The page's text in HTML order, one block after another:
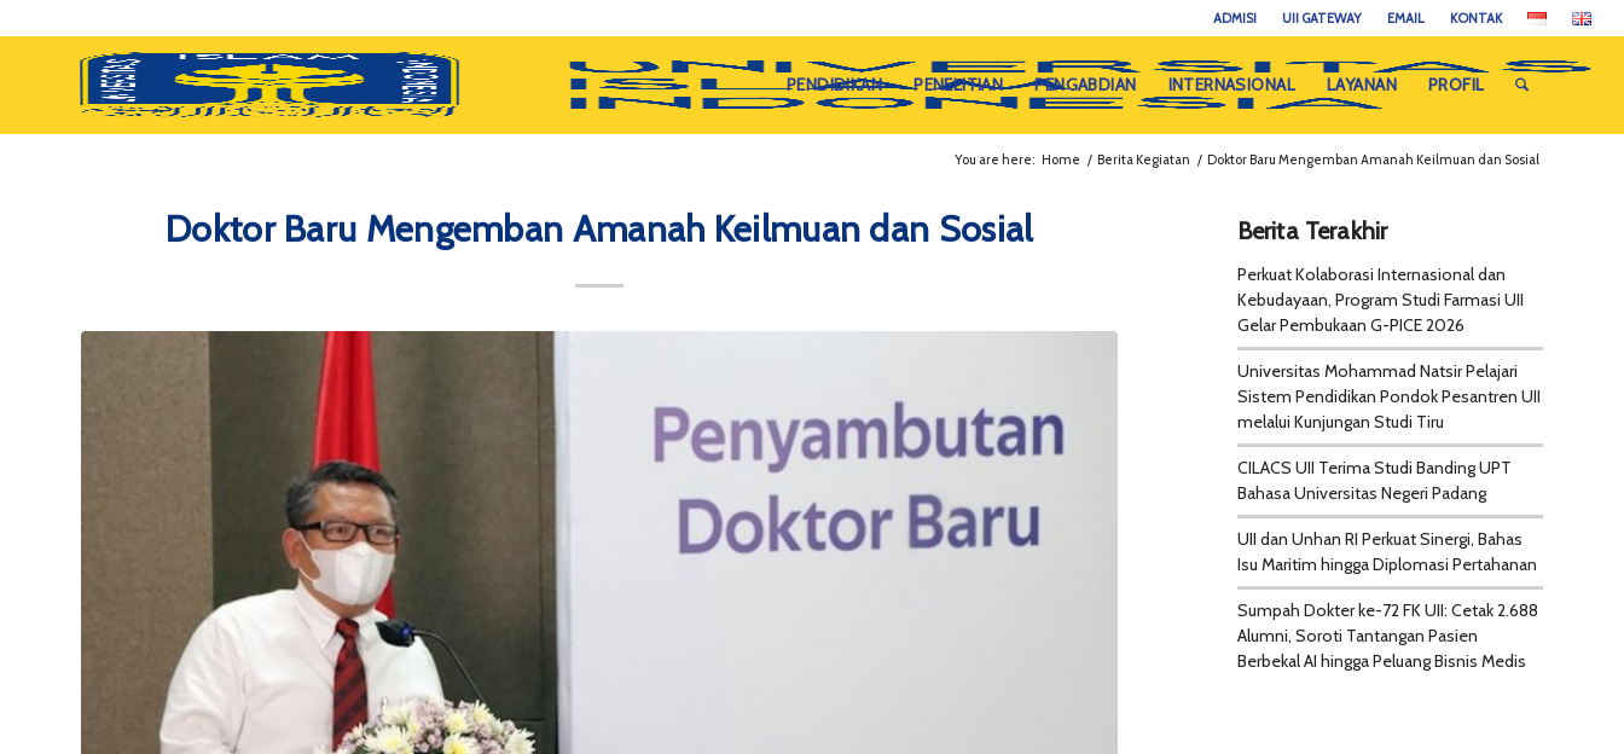
ADMISI UII GATEWAY EMAIL KONTAK
PENDIDIKAN PENELITIAN PENGABDIAN INTERNASIONAL LAYANAN PROFIL
You are here: Home / Berita Kegiatan / Doktor Baru Mengemban Amanah Keilmuan dan Sosial
Doktor Baru Mengemban Amanah Keilmuan dan Sosial Berita Terakhir
Perkuat Kolaborasi Internasional dan
Kebudayaan, Program Studi Farmasi UII
Gelar Pembukaan G-PICE 2026
Universitas Mohammad Natsir Pelajari
Sistem Pendidikan Pondok Pesantren UII
melalui Kunjungan Studi Tiru
CILACS UII Terima Studi Banding UPT
Bahasa Universitas Negeri Padang
UII dan Unhan RI Perkuat Sinergi, Bahas
Isu Maritim hingga Diplomasi Pertahanan
Sumpah Dokter ke-72 FK UII: Cetak 2.688
Alumni, Soroti Tantangan Pasien
Berbekal AI hingga Peluang Bisnis Medis